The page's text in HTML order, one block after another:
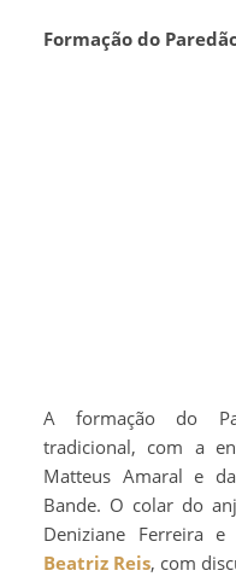
Formação do
A formação do
tradicional, com a
Matteus Amaral e
Bande. O colar do
Deniziane Ferreira
Beatriz Reis, com